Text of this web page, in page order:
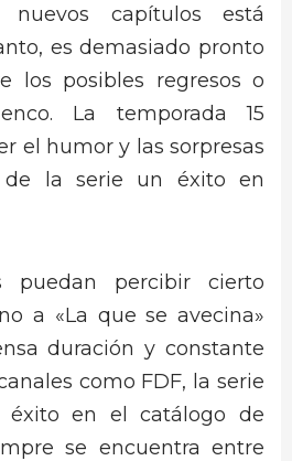
capítulos está
es demasiado pronto
los posibles regresos o
La temporada 15
el humor y las sorpresas
la serie un éxito en
puedan percibir cierto
a «La que se avecina»
duración y constante
como FDF, la serie
éxito en el catálogo de
se encuentra entre